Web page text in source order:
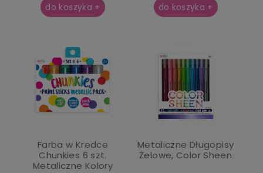
do koszyka + do koszyka +
Farba w Kredce
Chunkies 6 szt.
Metaliczne Kolory
Metaliczne Długopisy
Żelowe, Color Sheen